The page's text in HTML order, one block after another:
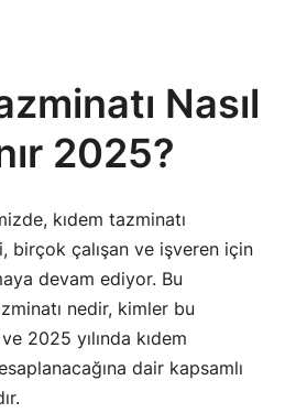
Nasıl
2025?
kıdem tazminatı
birçok çalışan ve işveren için
devam ediyor. Bu
nedir, kimler bu
2025 yılında kıdem
dair kapsamlı